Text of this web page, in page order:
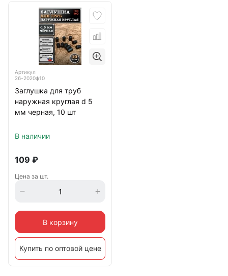
Артикул
26-2020ф10
Заглушка для труб
наружная круглая d 5
мм черная, 10 шт
В наличии
109 ₽
Цена за шт.
В корзину
Купить по оптовой цене